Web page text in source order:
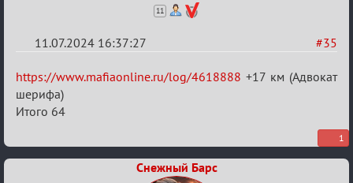
11
#35
11.07.2024 16:37:27
Re:
20
тысяч
по
https://www.mafiaonline.ru/log/4618888 +17 км (Адвокат
шерифа)
Итого 64
1
Снежный Барс